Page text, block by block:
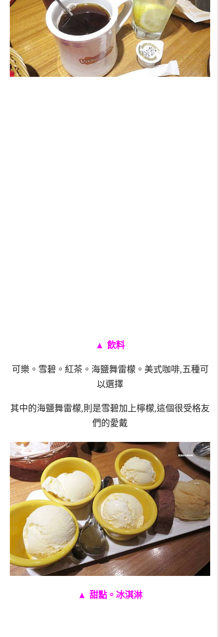
▲ 飲料
可樂。雪碧。紅茶。海鹽舞雷檬。美式咖啡,五種可
以選擇
其中的海鹽舞雷檬,則是雪碧加上檸檬,這個很受格友
們的愛戴
▲ 甜點。冰淇淋